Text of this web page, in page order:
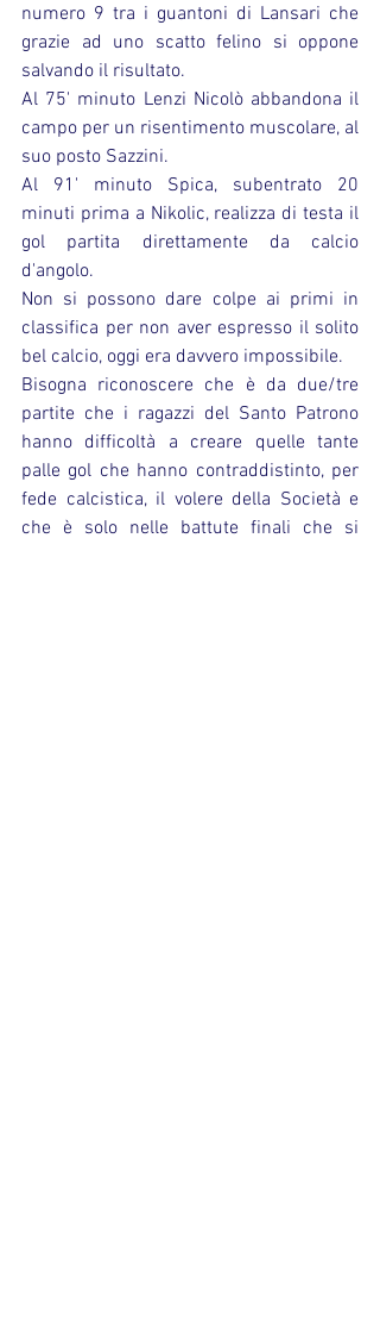
numero 9 tra i guantoni di Lansari che
grazie ad uno scatto felino si oppone
salvando il risultato.
Al 75' minuto Lenzi Nicolò abbandona il
campo per un risentimento muscolare, al
suo posto Sazzini.
Al 91' minuto Spica, subentrato 20
minuti prima a Nikolic, realizza di testa il
gol partita direttamente da calcio
d'angolo.
Non si possono dare colpe ai primi in
classifica per non aver espresso il solito
bel calcio, oggi era davvero impossibile.
Bisogna riconoscere che è da due/tre
partite che i ragazzi del Santo Patrono
hanno difficoltà a creare quelle tante
palle gol che hanno contraddistinto, per
fede calcistica, il volere della Società e
che è solo nelle battute finali che si